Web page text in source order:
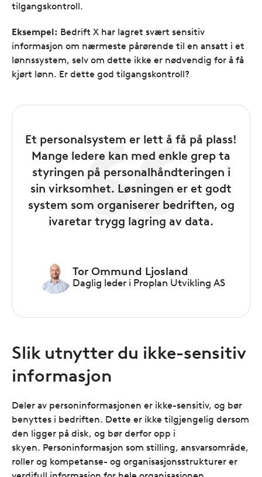
tilgangskontroll.
Eksempel: Bedrift X har lagret svært sensitiv
informasjon om nærmeste pårørende til en ansatt i et
lønnssystem, selv om dette ikke er nødvendig for å få
kjørt lønn. Er dette god tilgangskontroll?
Et personalsystem er lett å få på plass!
Mange ledere kan med enkle grep ta
styringen på personalhåndteringen i
sin virksomhet. Løsningen er et godt
system som organiserer bedriften, og
ivaretar trygg lagring av data.
Tor Ommund Ljosland
Daglig leder i Proplan Utvikling AS
Slik utnytter du ikke-sensitiv
informasjon
Deler av personinformasjonen er ikke-sensitiv, og bør
benyttes i bedriften. Dette er ikke tilgjengelig dersom
den ligger på disk, og bør derfor opp i
skyen. Personinformasjon som stilling, ansvarsområde,
roller og kompetanse- og organisasjonsstrukturer er